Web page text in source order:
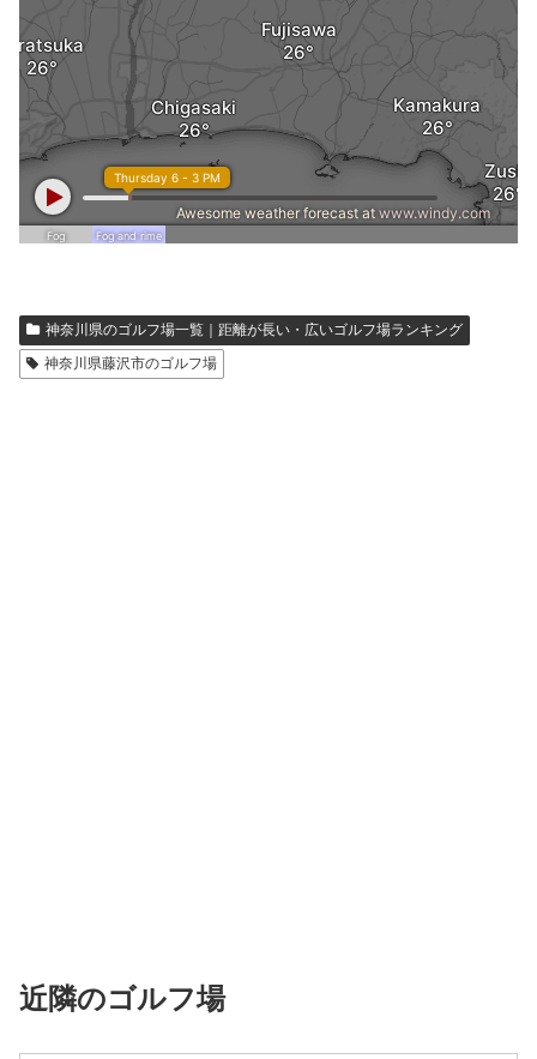
神奈川県のゴルフ場一覧｜距離が長い・広いゴルフ場ランキング
神奈川県藤沢市のゴルフ場
近隣のゴルフ場